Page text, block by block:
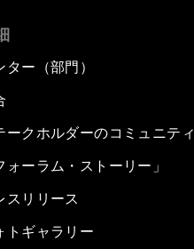
ター（部門）
ークホルダーのコミュニティ
ォーラム・ストーリー」
スリリース
トギャラリー